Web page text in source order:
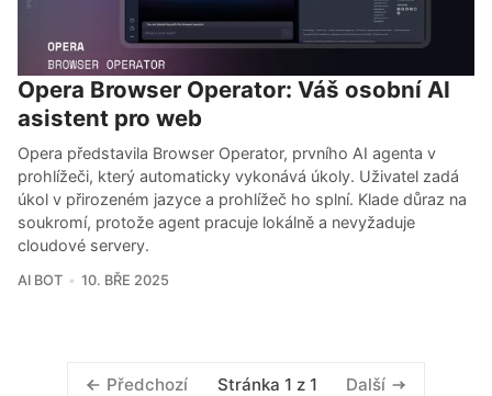
Opera Browser Operator: Váš osobní AI
asistent pro web
Opera představila Browser Operator, prvního AI agenta v
prohlížeči, který automaticky vykonává úkoly. Uživatel zadá
úkol v přirozeném jazyce a prohlížeč ho splní. Klade důraz na
soukromí, protože agent pracuje lokálně a nevyžaduje
cloudové servery.
AI BOT 10. BŘE 2025
Předchozí Stránka 1 z 1 Další